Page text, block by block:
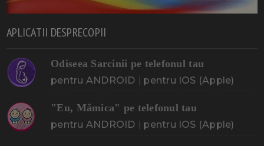
APLICATII DESPRECOPII
Odiseea Sarcinii pe telefonul tau
pentru ANDROID | pentru IOS (Apple)
"Eu, Mămica" pe telefonul tau
pentru ANDROID | pentru IOS (Apple)